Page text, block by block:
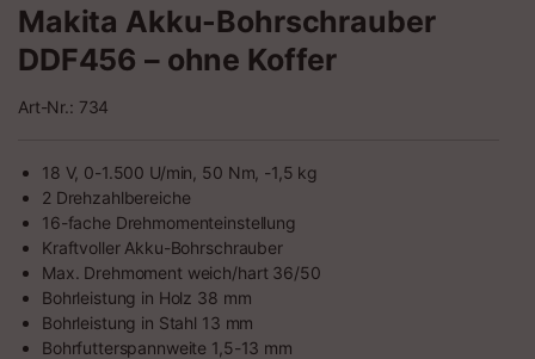
Makita Akku-Bohrschrauber
DDF456 – ohne Koffer
Art-Nr.: 734
18 V, 0-1.500 U/min, 50 Nm, -1,5 kg
2 Drehzahlbereiche
16-fache Drehmomenteinstellung
Kraftvoller Akku-Bohrschrauber
Max. Drehmoment weich/hart 36/50
Bohrleistung in Holz 38 mm
Bohrleistung in Stahl 13 mm
Bohrfutterspannweite 1,5-13 mm